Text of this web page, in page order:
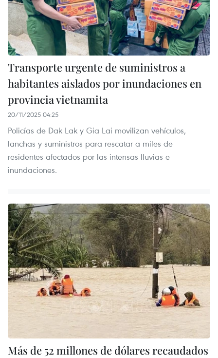
Transporte urgente de suministros a
habitantes aislados por inundaciones en
provincia vietnamita
20/11/2025 04:25
Policías de Dak Lak y Gia Lai movilizan vehículos,
lanchas y suministros para rescatar a miles de
residentes afectados por las intensas lluvias e
inundaciones.
Más de 52 millones de dólares recaudados